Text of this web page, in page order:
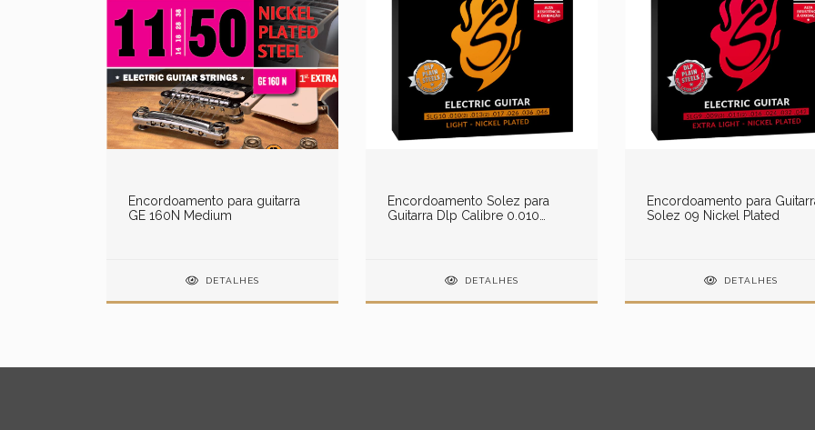
Encordoamento para guitarra
GE 160N Medium
DETALHES
Encordoamento Solez para
Guitarra Dlp Calibre 0.010
DETALHES
Encordoamento para
Solez 09 Nickel Plated
DETALHES